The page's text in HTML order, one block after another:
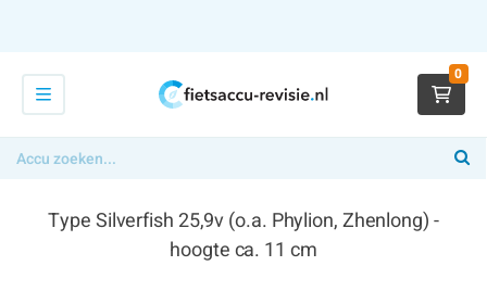
0
Type Silverfish 25,9v (o.a. Phylion, Zhenlong) -
hoogte ca. 11 cm